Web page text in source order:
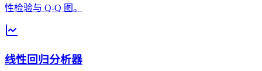
性检验与 Q-Q 图。
线性回归分析器